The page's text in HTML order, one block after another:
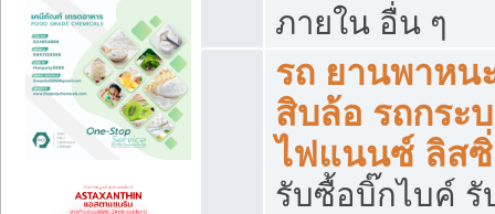
ภายใน อื่น ๆ
รถ ยานพาหน
สิบล้อ รถกระ
ไฟแนนซ์ ลิส
รับซื้อบิ๊กไบค์